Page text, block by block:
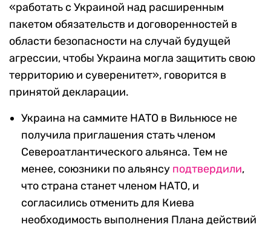
«работать с Украиной над расширенным
пакетом обязательств и договоренностей в
области безопасности на случай будущей
агрессии, чтобы Украина могла защитить свою
территорию и суверенитет», говорится в
принятой декларации.
Украина на саммите НАТО в Вильнюсе не
получила приглашения стать членом
Североатлантического альянса. Тем не
менее, союзники по альянсу подтвердили,
что страна станет членом НАТО, и
согласились отменить для Киева
необходимость выполнения Плана действий